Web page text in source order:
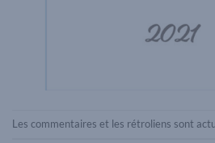
Les commentaires et les rétroliens sont